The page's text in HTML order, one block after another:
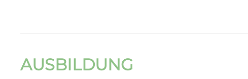
AUSBILDUNG